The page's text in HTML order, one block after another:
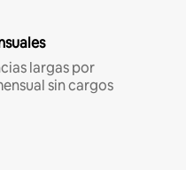
largas por
sin cargos